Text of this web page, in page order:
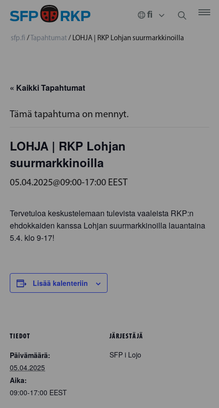
sfp.fi /Tapahtumat/ LOHJA | RKP Lohjan suurmarkkinoilla
« Kaikki Tapahtumat
Tämä tapahtuma on mennyt.
LOHJA | RKP Lohjan
suurmarkkinoilla
05.04.2025@09:00-17:00 EEST
Tervetuloa keskustelemaan tulevista vaaleista RKP:n
ehdokkaiden kanssa Lohjan suurmarkkinoilla lauantaina
5.4. klo 9-17!
Lisää kalenteriin
TIEDOT
Päivämäärä:
05.04.2025
Aika:
09:00-17:00 EEST
JÄRJESTÄJÄ
SFP i Lojo